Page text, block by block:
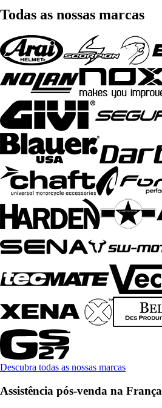
Todas as nossas marcas
Descubra todas as nossas marcas
Assistência pós-venda na França